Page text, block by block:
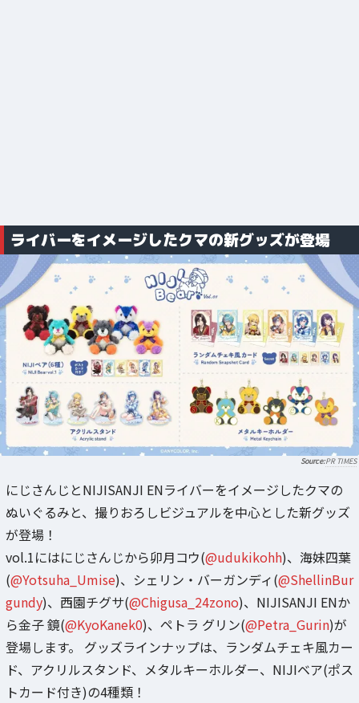
ライバーをイメージしたクマの新グッズが登場
PR TIMES
にじさんじとNIJISANJI ENライバーをイメージしたクマの
ぬいぐるみと、撮りおろしビジュアルを中心とした新グッズ
が登場！
vol.1にはにじさんじから卯月コウ(@udukikohh)、海妹四葉
(@Yotsuha_Umise)、シェリン・バーガンディ(@ShellinBur
gundy)、西園チグサ(@Chigusa_24zono)、NIJISANJI ENか
ら金子 鏡(@KyoKanek0)、ペトラ グリン(@Petra_Gurin)が
登場します。 グッズラインナップは、ランダムチェキ風カー
ド、アクリルスタンド、メタルキーホルダー、NIJIベア(ポス
トカード付き)の4種類！